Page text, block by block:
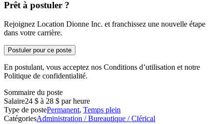
Prêt à postuler ?
Rejoignez Location Dionne Inc. et franchissez une nouvelle étape
dans votre carrière.
Postuler pour ce poste
En postulant, vous acceptez nos Conditions d’utilisation et notre
Politique de confidentialité.
Sommaire du poste
Salaire24 $ à 28 $ par heure
Type de postePermanent, Temps plein
CatégoriesAdministration / Bureautique / Clérical